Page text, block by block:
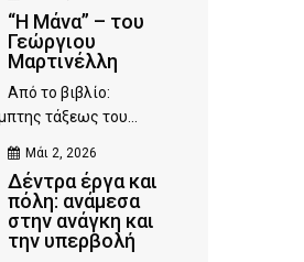
“Η Μάνα” – του
Γεώργιου
Μαρτινέλλη
Από το βιβλίο:
τάξεως του...
Μάι 2, 2026
Δέντρα έργα και
πόλη: ανάμεσα
στην ανάγκη και
την υπερβολή